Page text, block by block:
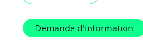
Demande d'information